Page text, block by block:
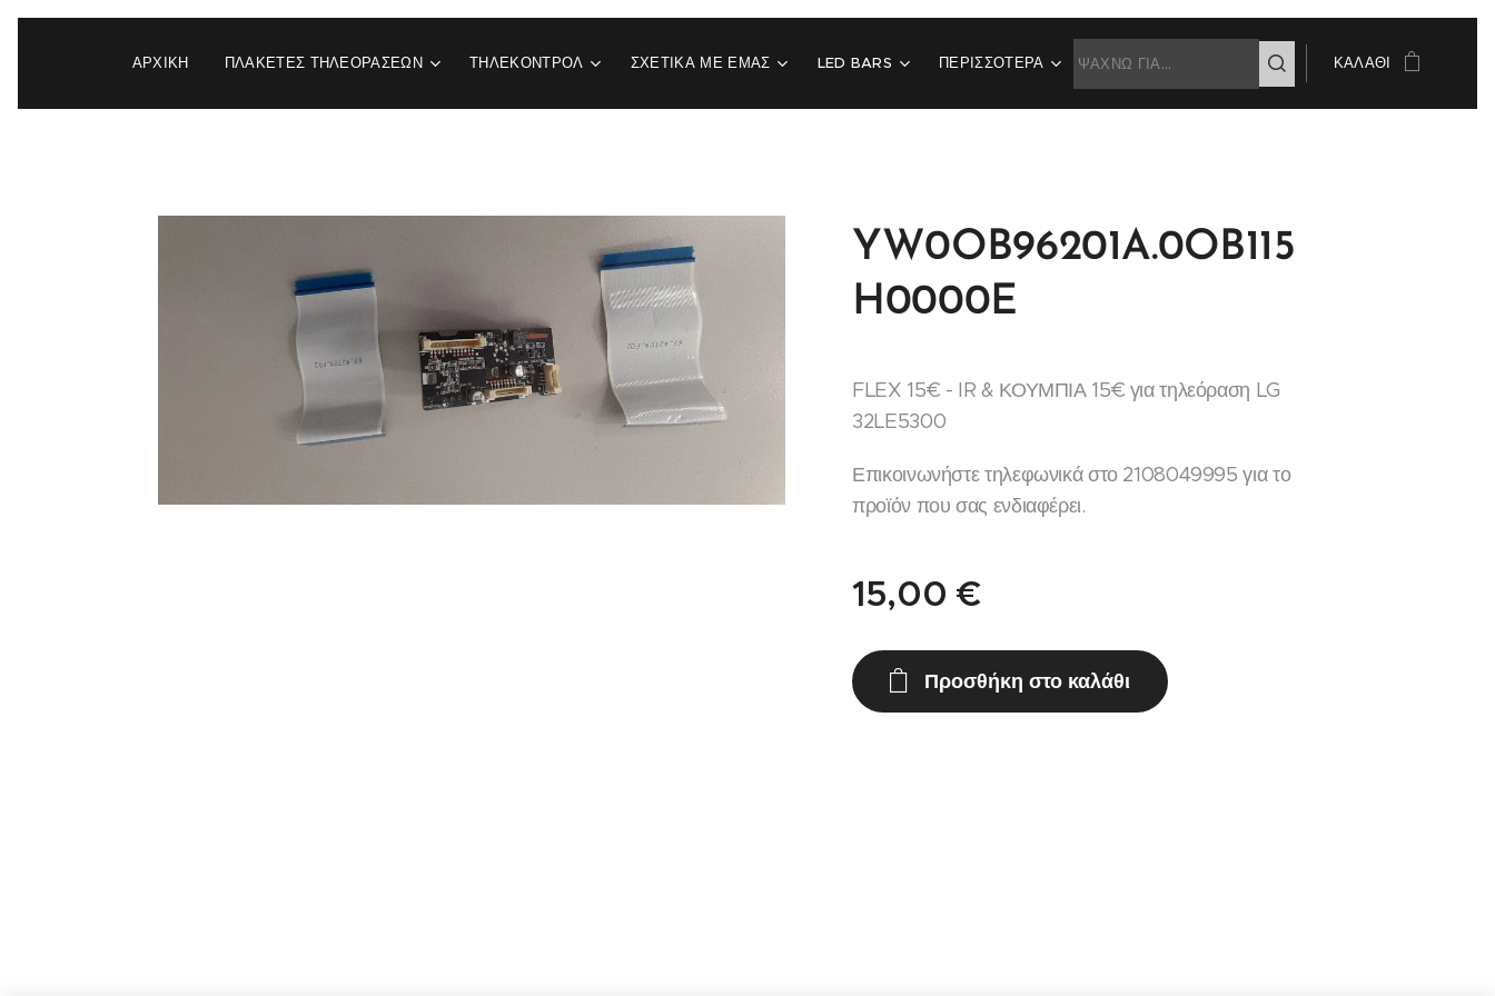
ΑΡΧΙΚΉ ΠΛΑΚΕΤΕΣ ΤΗΛΕΟΡΑΣΕΩΝ ΤΗΛΕΚΟΝΤΡΟΛ ΣΧΕΤΙΚΆ ΜΕ ΕΜΆΣ LED BARS ΠΕΡΙΣΣΌΤΕΡΑ ΚΑΛΆΘΙ
YW0OB96201A.0OB115
H0000E
FLEX 15€ - IR & ΚΟΥΜΠΙΑ 15€ για τηλεόραση LG
32LE5300
Επικοινωνήστε τηλεφωνικά στο 2108049995 για το
προϊόν που σας ενδιαφέρει.
15,00 €
Προσθήκη στο καλάθι